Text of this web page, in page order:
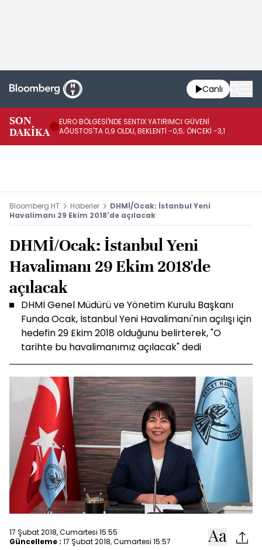
Canlı
SON
DAKİKA
EURO BÖLGESİ'NDE SENTIX YATIRIMCI GÜVENİ
AĞUSTOS'TA 0,9 OLDU, BEKLENTİ -0,5; ÖNCEKİ -3,1
Bloomberg HT Haberler
DHMİ/Ocak: İstanbul Yeni
Havalimanı 29 Ekim 2018'de açılacak
DHMİ/Ocak: İstanbul Yeni
Havalimanı 29 Ekim 2018'de
açılacak
DHMİ Genel Müdürü ve Yönetim Kurulu Başkanı
Funda Ocak, İstanbul Yeni Havalimanı'nın açılışı için
hedefin 29 Ekim 2018 olduğunu belirterek, "O
tarihte bu havalimanımız açılacak" dedi
17 Şubat 2018, Cumartesi 15:55
Güncelleme : 17 Şubat 2018, Cumartesi 15:57